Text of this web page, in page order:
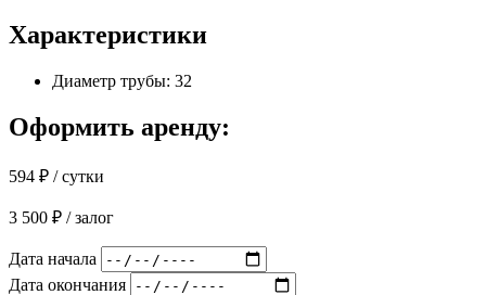
Характеристики
Диаметр трубы: 32
Оформить аренду:
594 ₽ / сутки
3 500 ₽ / залог
Дата начала
Дата окончания